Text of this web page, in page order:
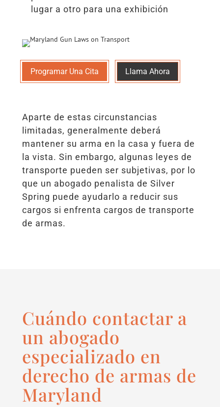
lugar a otro para una exhibición
Programar Una Cita Llama Ahora
Aparte de estas circunstancias
limitadas, generalmente deberá
mantener su arma en la casa y fuera de
la vista. Sin embargo, algunas leyes de
transporte pueden ser subjetivas, por lo
que un abogado penalista de Silver
Spring puede ayudarlo a reducir sus
cargos si enfrenta cargos de transporte
de armas.
Cuándo contactar a
un abogado
especializado en
derecho de armas de
Maryland